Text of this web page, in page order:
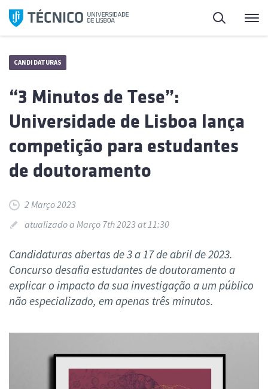
Saltar
para
Pesquisa
CANDIDATURAS
“3 Minutos de Tese”:
Universidade de Lisboa lança
competição para estudantes
de doutoramento
2 Março 2023
atualizado a Março 7th 2023 at 11:30
Candidaturas abertas de 3 a 17 de abril de 2023.
Concurso desafia estudantes de doutoramento a
explicar o impacto da sua investigação a um público
não especializado, em apenas três minutos.